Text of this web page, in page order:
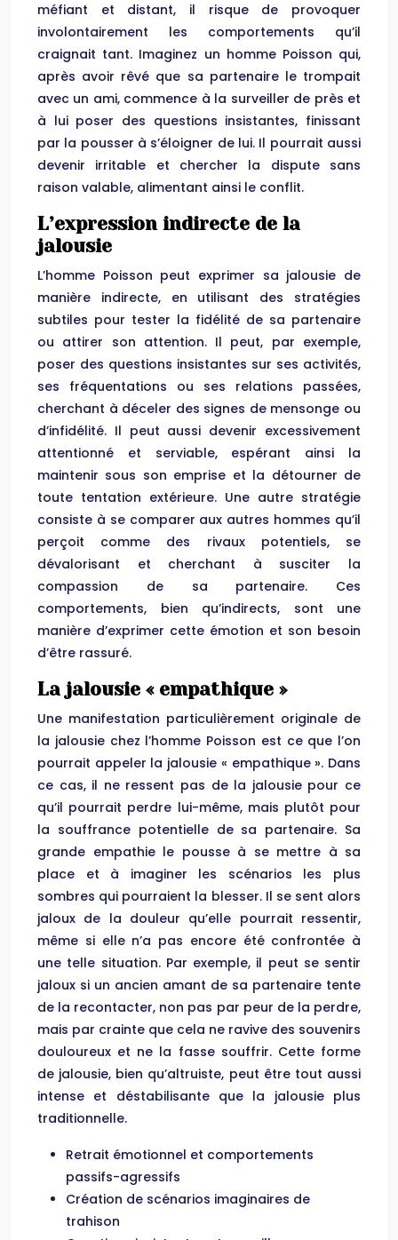
méfiant et distant, il risque de provoquer
involontairement les comportements qu’il
craignait tant. Imaginez un homme Poisson qui,
après avoir rêvé que sa partenaire le trompait
avec un ami, commence à la surveiller de près et
à lui poser des questions insistantes, finissant
par la pousser à s’éloigner de lui. Il pourrait aussi
devenir irritable et chercher la dispute sans
raison valable, alimentant ainsi le conflit.
L’expression indirecte de la
jalousie
L’homme Poisson peut exprimer sa jalousie de
manière indirecte, en utilisant des stratégies
subtiles pour tester la fidélité de sa partenaire
ou attirer son attention. Il peut, par exemple,
poser des questions insistantes sur ses activités,
ses fréquentations ou ses relations passées,
cherchant à déceler des signes de mensonge ou
d’infidélité. Il peut aussi devenir excessivement
attentionné et serviable, espérant ainsi la
maintenir sous son emprise et la détourner de
toute tentation extérieure. Une autre stratégie
consiste à se comparer aux autres hommes qu’il
perçoit comme des rivaux potentiels, se
dévalorisant et cherchant à susciter la
compassion de sa partenaire. Ces
comportements, bien qu’indirects, sont une
manière d’exprimer cette émotion et son besoin
d’être rassuré.
La jalousie « empathique »
Une manifestation particulièrement originale de
la jalousie chez l’homme Poisson est ce que l’on
pourrait appeler la jalousie « empathique ». Dans
ce cas, il ne ressent pas de la jalousie pour ce
qu’il pourrait perdre lui-même, mais plutôt pour
la souffrance potentielle de sa partenaire. Sa
grande empathie le pousse à se mettre à sa
place et à imaginer les scénarios les plus
sombres qui pourraient la blesser. Il se sent alors
jaloux de la douleur qu’elle pourrait ressentir,
même si elle n’a pas encore été confrontée à
une telle situation. Par exemple, il peut se sentir
jaloux si un ancien amant de sa partenaire tente
de la recontacter, non pas par peur de la perdre,
mais par crainte que cela ne ravive des souvenirs
douloureux et ne la fasse souffrir. Cette forme
de jalousie, bien qu’altruiste, peut être tout aussi
intense et déstabilisante que la jalousie plus
traditionnelle.
Retrait émotionnel et comportements
passifs-agressifs
Création de scénarios imaginaires de
trahison